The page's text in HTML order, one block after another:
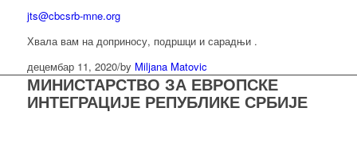
jts@cbcsrb-mne.org
Хвала вам на доприносу, подршци и сарадњи .
децембар 11, 2020/by Miljana Matovic
МИНИСТАРСТВО ЗА ЕВРОПСКЕ
ИНТЕГРАЦИЈЕ РЕПУБЛИКЕ СРБИЈЕ